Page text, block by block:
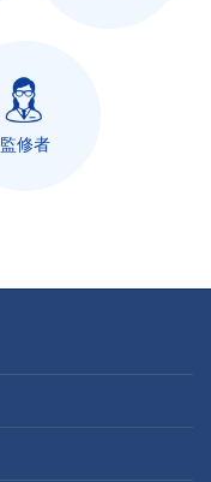
監修者